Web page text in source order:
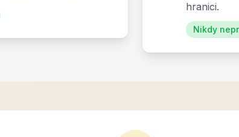
hranici.
Nikdy